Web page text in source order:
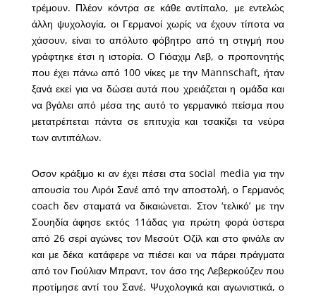
τρέμουν. Πλέον κόντρα σε κάθε αντίπαλο, με εντελώς
άλλη ψυχολογία, οι Γερμανοί χωρίς να έχουν τίποτα να
χάσουν, είναι το απόλυτο φόβητρο από τη στιγμή που
γράφτηκε έτσι η ιστορία. Ο Γιόαχιμ Λεβ, ο προπονητής
που έχει πάνω από 100 νίκες με την Mannschaft, ήταν
ξανά εκεί για να δώσει αυτά που χρειάζεται η ομάδα και
να βγάλει από μέσα της αυτό το γερμανικό πείσμα που
μετατρέπεται πάντα σε επιτυχία και τσακίζει τα νεύρα
των αντιπάλων.
Οσον κράξιμο κι αν έχει πέσει στα social media για την
απουσία του Λιρόι Σανέ από την αποστολή, ο Γερμανός
coach δεν σταματά να δικαιώνεται. Στον ‘τελικό’ με την
Σουηδία άφησε εκτός 11άδας για πρώτη φορά ύστερα
από 26 σερί αγώνες τον Μεσούτ Οζίλ και στο φινάλε αν
και με δέκα κατάφερε να πιέσει και να πάρει πράγματα
από τον Γιούλιαν Μπραντ, τον άσο της Λεβερκούζεν που
προτίμησε αντί του Σανέ. Ψυχολογικά και αγωνιστικά, ο